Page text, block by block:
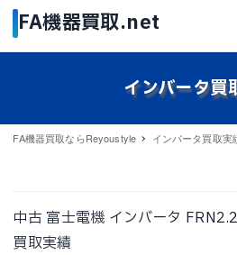
インバータ買
FA機器買取ならReyoustyle インバータ買取実
中古 富士電機 インバータ
買取実績